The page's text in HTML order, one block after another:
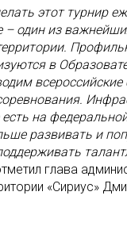
этот турнир
– один из
в
всероссийские
на
развивать и
глава
«Сириус»